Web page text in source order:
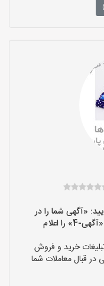
«آگهی شما را در
سایت «پارچه فروشی ها» دیده ام و کد «آگهی-4» را اعلام
خرید و فروش
قبال معاملات شما